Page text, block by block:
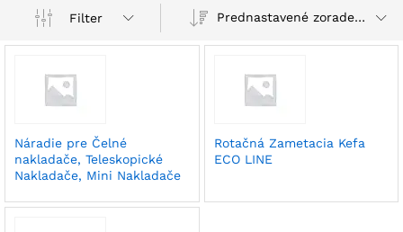
Filter Prednastavené zoradenie
Náradie pre Čelné
nakladače, Teleskopické
Nakladače, Mini Nakladače
Rotačná Zametacia Kefa
ECO LINE